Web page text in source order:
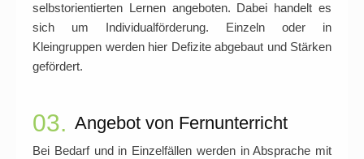
selbstorientierten Lernen angeboten. Dabei handelt es
sich um Individualförderung. Einzeln oder in
Kleingruppen werden hier Defizite abgebaut und Stärken
gefördert.
03. Angebot von Fernunterricht
Bei Bedarf und in Einzelfällen werden in Absprache mit